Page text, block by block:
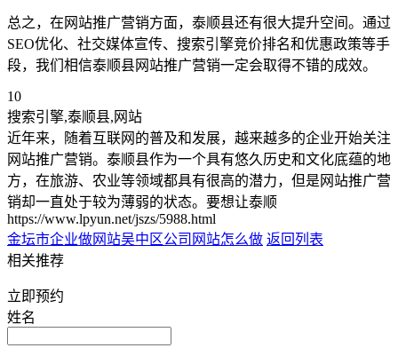
总之，在网站推广营销方面，泰顺县还有很大提升空间。通过
SEO优化、社交媒体宣传、搜索引擎竞价排名和优惠政策等手
段，我们相信泰顺县网站推广营销一定会取得不错的成效。
10
搜索引擎,泰顺县,网站
近年来，随着互联网的普及和发展，越来越多的企业开始关注
网站推广营销。泰顺县作为一个具有悠久历史和文化底蕴的地
方，在旅游、农业等领域都具有很高的潜力，但是网站推广营
销却一直处于较为薄弱的状态。要想让泰顺
https://www.lpyun.net/jszs/5988.html
金坛市企业做网站吴中区公司网站怎么做 返回列表
相关推荐
立即预约
姓名